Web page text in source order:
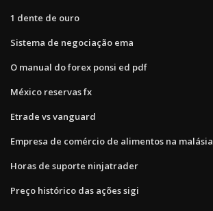
1 dente de ouro
Sistema de negociação ema
O manual do forex ponsi ed pdf
México reservas fx
Etrade vs vanguard
Empresa de comércio de alimentos na malásia
Horas de suporte ninjatrader
Preço histórico das ações sigi